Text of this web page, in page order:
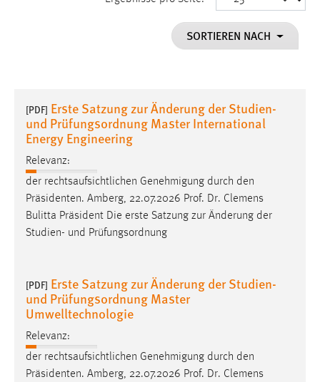
SORTIEREN NACH
[PDF] Erste Satzung zur Änderung der Studien-
und Prüfungsordnung Master International
Energy Engineering
Relevanz:
der rechtsaufsichtlichen Genehmigung durch den
Präsidenten. Amberg, 22.07.2026 Prof. Dr. Clemens
Bulitta Präsident Die erste Satzung zur Änderung der
Studien- und Prüfungsordnung
[PDF] Erste Satzung zur Änderung der Studien-
und Prüfungsordnung Master
Umwelltechnologie
Relevanz:
der rechtsaufsichtlichen Genehmigung durch den
Präsidenten. Amberg, 22.07.2026 Prof. Dr. Clemens
Dieser Cookie speichert die ausgewählten Einverständnis-
Performance
Name:
staticfilecache
Zweck:
Für performante Seitenauslieferung wird in diesem Cookie
gespeichert, ob man eingeloggt ist.
Sprachpräferenz
Name:
site-language-preference
Das Cookie speichert die gewählte Sprache der Website.